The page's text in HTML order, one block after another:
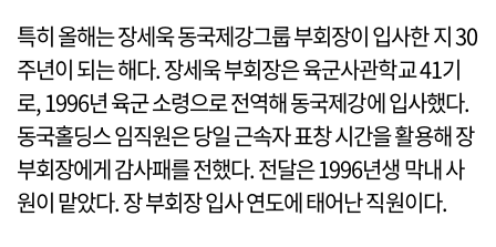
특히 올해는 장세욱 동국제강그룹 부회장이 입사한 지 30
주년이 되는 해다. 장세욱 부회장은 육군사관학교 41기
로, 1996년 육군 소령으로 전역해 동국제강에 입사했다.
동국홀딩스 임직원은 당일 근속자 표창 시간을 활용해 장
부회장에게 감사패를 전했다. 전달은 1996년생 막내 사
원이 맡았다. 장 부회장 입사 연도에 태어난 직원이다.